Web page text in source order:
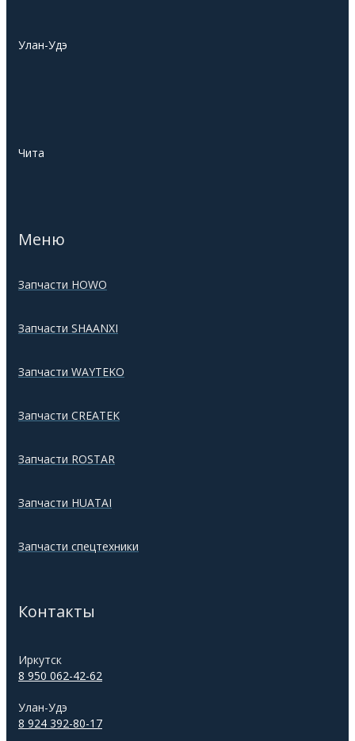
Улан-Удэ
Чита
Меню
Запчасти HOWO
Запчасти SHAANXI
Запчасти WAYTEKO
Запчасти CREATEK
Запчасти ROSTAR
Запчасти HUATAI
Запчасти спецтехники
Контакты
Иркутск
8 950 062-42-62
Улан-Удэ
8 924 392-80-17